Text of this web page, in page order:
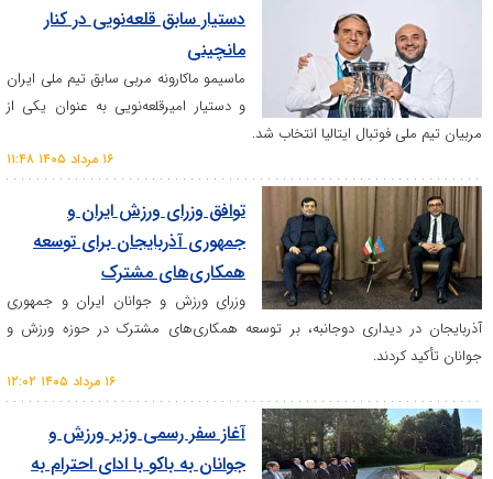
دستیار سابق قلعه‌نویی در کنار
مانچینی
ماسیمو ماکارونه مربی سابق تیم ملی ایران
و دستیار امیرقلعه‌نویی به عنوان یکی از
ایتالیا انتخاب شد.
توافق وزرای ورزش ایران و
جمهوری آذربایجان برای توسعه
همکاری‌های مشترک
وزرای ورزش و جوانان ایران و جمهوری
دیداری دوجانبه، بر توسعه همکاری‌های مشترک در حوزه ورزش و
آغاز سفر رسمی وزیر ورزش و
جوانان به باکو با ادای احترام به